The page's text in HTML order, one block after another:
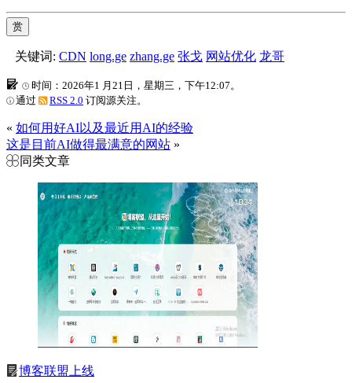
赏
关键词: CDN long.ge zhang.ge 张戈 网站优化 龙哥
时间：2026年1 月21日，星期三，下午12:07。
通过
RSS 2.0 订阅源关注。
« 如何用好AI以及最近用AI的经验
这是目前AI做得最满意的网站 »
同类文章
博客联盟上线